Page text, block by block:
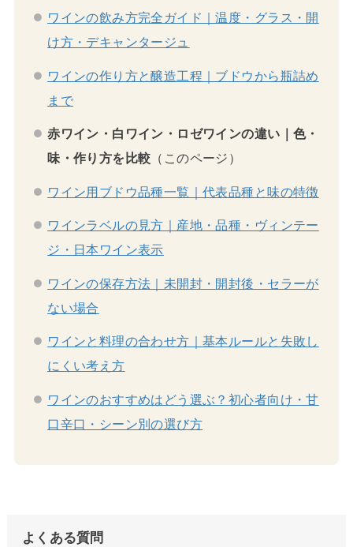
ワインの飲み方完全ガイド｜温度・グラス・開
け方・デキャンタージュ
ワインの作り方と醸造工程｜ブドウから瓶詰め
まで
赤ワイン・白ワイン・ロゼワインの違い｜色・
味・作り方を比較 （このページ）
ワイン用ブドウ品種一覧｜代表品種と味の特徴
ワインラベルの見方｜産地・品種・ヴィンテー
ジ・日本ワイン表示
ワインの保存方法｜未開封・開封後・セラーが
ない場合
ワインと料理の合わせ方｜基本ルールと失敗し
にくい考え方
ワインのおすすめはどう選ぶ？初心者向け・甘
口辛口・シーン別の選び方
よくある質問